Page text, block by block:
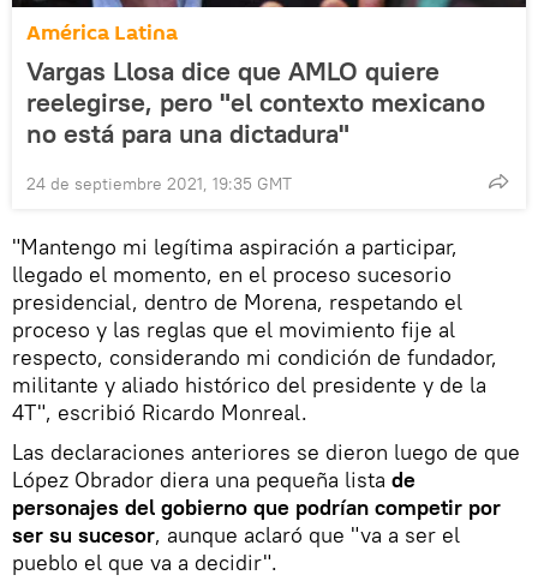
América Latina
Vargas Llosa dice que AMLO quiere
reelegirse, pero "el contexto mexicano
no está para una dictadura"
24 de septiembre 2021, 19:35 GMT
"Mantengo mi legítima aspiración a participar,
llegado el momento, en el proceso sucesorio
presidencial, dentro de Morena, respetando el
proceso y las reglas que el movimiento fije al
respecto, considerando mi condición de fundador,
militante y aliado histórico del presidente y de la
4T", escribió Ricardo Monreal.
Las declaraciones anteriores se dieron luego de que
López Obrador diera una pequeña lista de
personajes del gobierno que podrían competir por
ser su sucesor, aunque aclaró que "va a ser el
pueblo el que va a decidir".